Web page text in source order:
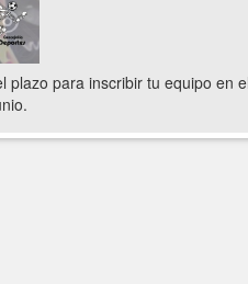
para inscribir tu equipo en